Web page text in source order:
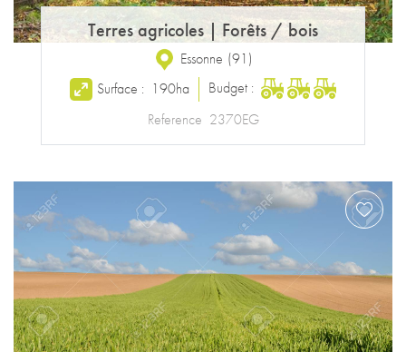
Terres agricoles| Forêts / bois
Essonne (91 )
Surface : 190ha
Budget :
Reference 2370EG